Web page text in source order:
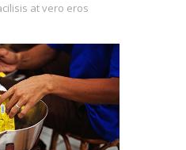
at vero eros